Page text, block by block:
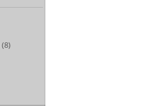
(8)